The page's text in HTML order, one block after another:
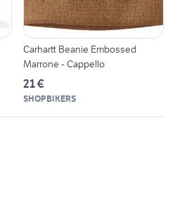
Carhartt Beanie Embossed
Marrone - Cappello
21 €
SHOPBIKERS